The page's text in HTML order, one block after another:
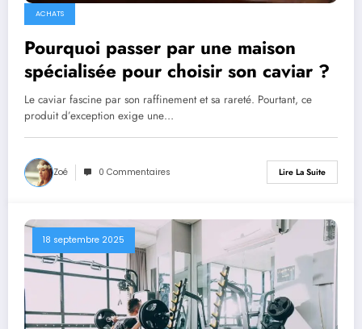
ACHATS
Pourquoi passer par une maison
spécialisée pour choisir son caviar ?
Le caviar fascine par son raffinement et sa rareté. Pourtant, ce
produit d’exception exige une…
Zoé 0 Commentaires Lire La Suite
18 septembre 2025